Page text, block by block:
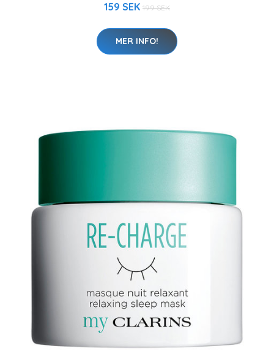
159 SEK 199 SEK
MER INFO!